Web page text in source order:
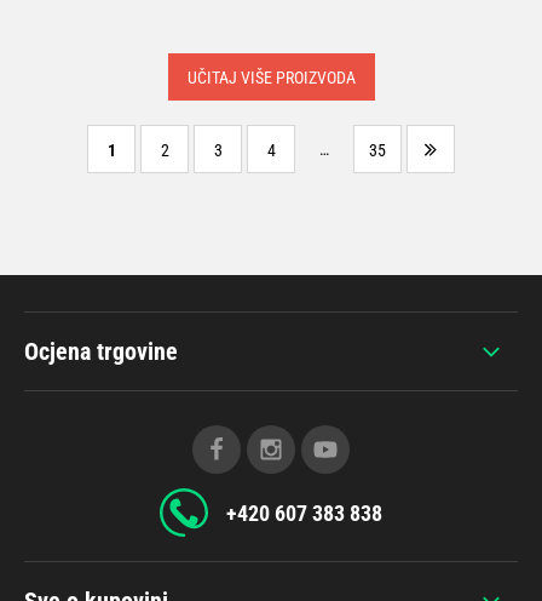
UČITAJ VIŠE PROIZVODA
1 2 3 4 … 35
Ocjena trgovine
+420 607 383 838